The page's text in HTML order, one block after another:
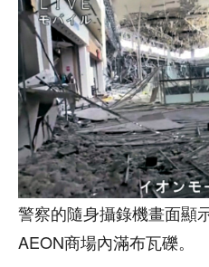
警察的隨身攝錄機畫面顯
AEON商場內滿布瓦礫。